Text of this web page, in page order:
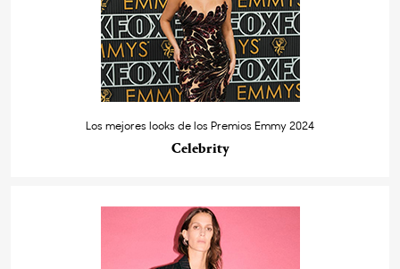
Los mejores looks de los Premios Emmy 2024
Celebrity